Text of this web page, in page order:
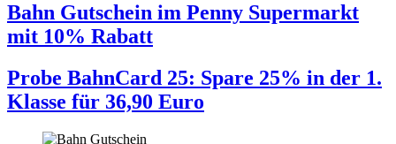
Bahn Gutschein im Penny Supermarkt
mit 10% Rabatt
Probe BahnCard 25: Spare 25% in der 1.
Klasse für 36,90 Euro